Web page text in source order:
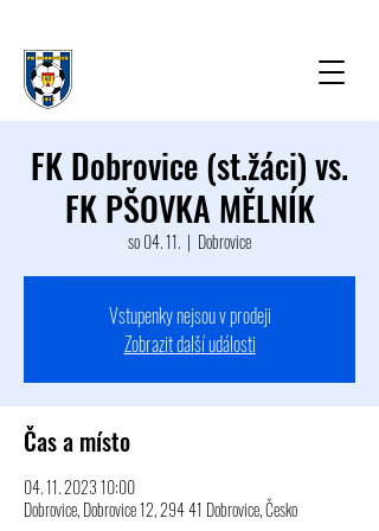
FK Dobrovice (st.žáci) vs.
FK PŠOVKA MĚLNÍK
so 04. 11.
  |
Dobrovice
Vstupenky nejsou v prodeji
Zobrazit další události
Čas a místo
04. 11. 2023 10:00
Dobrovice, Dobrovice 12, 294 41 Dobrovice, Česko